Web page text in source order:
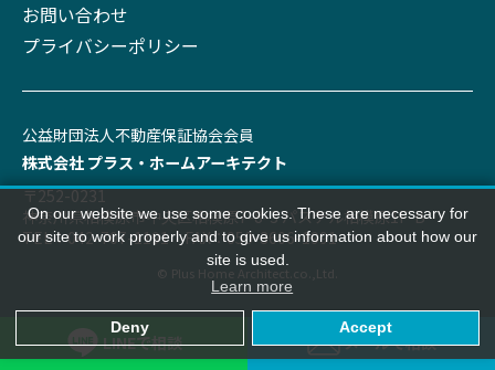
LINEで相談 メールで相談
お問い合わせ
プライバシーポリシー
公益財団法⼈不動産保証協会会員
株式会社 プラス‧ホームアーキテクト
〒252-0231
神奈川県相模原市中央区相模原7-8-3 パステル相模原1F-B
TEL：042-707-1191 FAX：050-3606-1991
© Plus Home Architect.co.,Ltd.
On our website we use some cookies. These are necessary for
our site to work properly and to give us information about how our
site is used.
Learn more
Deny Accept